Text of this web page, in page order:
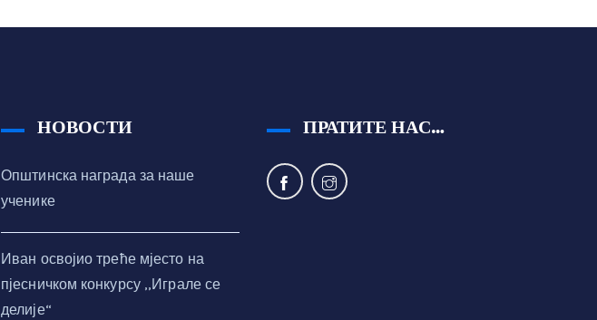
НОВОСТИ
Општинска награда за наше
ученике
Иван освојио треће мјесто на
пјесничком конкурсу ,,Играле се
делије“
ПРАТИТЕ НАС…